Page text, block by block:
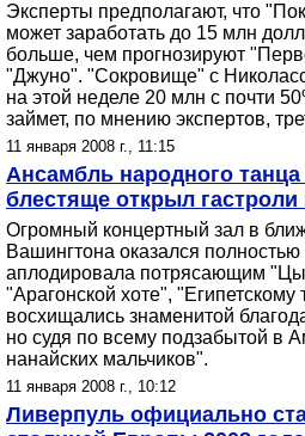
Эксперты предполагают, что
может заработать до 15 млн
больше, чем прогнозируют
"Джуно". "Сокровище" с
на этой неделе 20 млн с почти
займет, по мнению экспертов,
11 января 2008 г., 11:15
Ансамбль народного
блестяще открыл
Огромный концертный зал в
Вашингтона оказался
аплодировала потрясающим
"Арагонской хоте", "Египетскому
восхищались знаменитой
но судя по всему подзабытой в
нанайских мальчиков".
11 января 2008 г., 10:12
Ливерпуль официально